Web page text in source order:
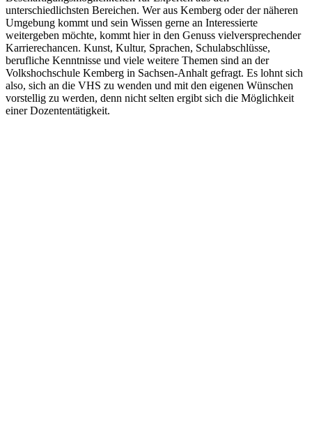
unterschiedlichsten Bereichen. Wer aus Kemberg oder der näheren
Umgebung kommt und sein Wissen gerne an Interessierte
weitergeben möchte, kommt hier in den Genuss vielversprechender
Karrierechancen. Kunst, Kultur, Sprachen, Schulabschlüsse,
berufliche Kenntnisse und viele weitere Themen sind an der
Volkshochschule Kemberg in Sachsen-Anhalt gefragt. Es lohnt sich
also, sich an die VHS zu wenden und mit den eigenen Wünschen
vorstellig zu werden, denn nicht selten ergibt sich die Möglichkeit
einer Dozententätigkeit.